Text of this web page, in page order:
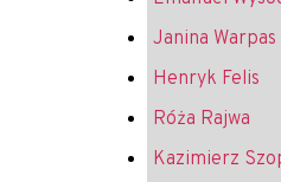
Janina Warpas
Henryk Felis
Róża Rajwa
Kazimierz